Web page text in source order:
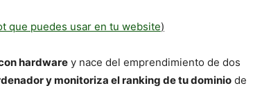
que puedes usar en tu website)
hardware y nace del emprendimiento de dos
y monitoriza el ranking de tu dominio de